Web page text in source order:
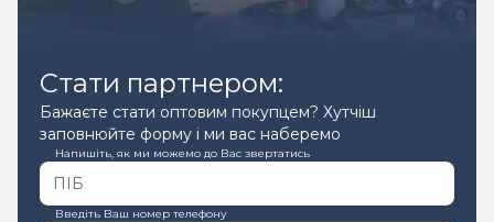
Стати партнером:
Бажаєте стати оптовим покупцем? Хутчіш
заповнюйте форму і ми вас наберемо
Напишіть, як ми можемо до Вас звертатись
Введіть Ваш номер телефону